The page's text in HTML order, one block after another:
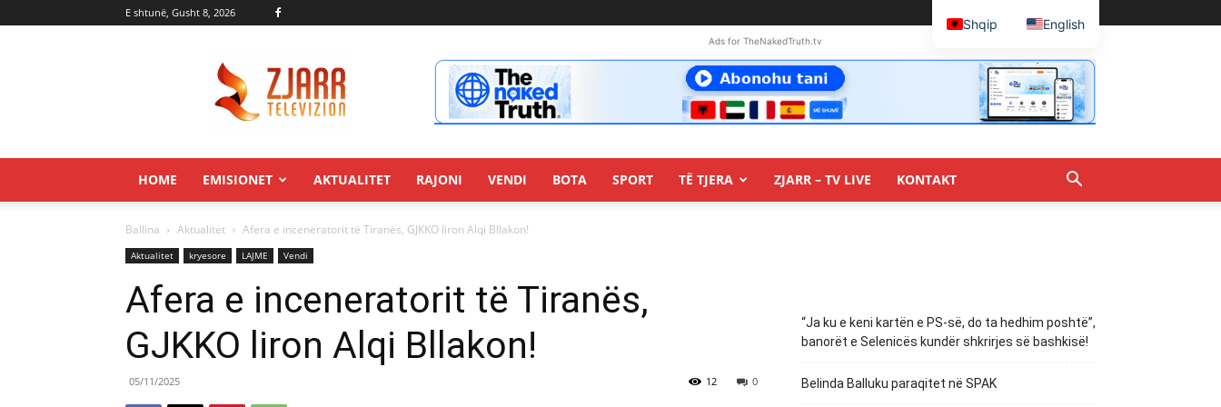
E shtunë, Gusht 8, 2026
Ads for TheNakedTruth.tv
HOME EMISIONET AKTUALITET RAJONI VENDI BOTA SPORT TË TJERA ZJARR – TV LIVE KONTAKT
Ballina Aktualitet Afera e inceneratorit të Tiranës, GJKKO liron Alqi Bllakon!
Aktualitet kryesore LAJME Vendi
Afera e inceneratorit të Tiranës,
GJKKO liron Alqi Bllakon!
05/11/2025 0
12
“Ja ku e keni kartën e PS-së, do ta hedhim poshtë”,
banorët e Selenicës kundër shkrirjes së bashkisë!
Belinda Balluku paraqitet në SPAK
Shqip English